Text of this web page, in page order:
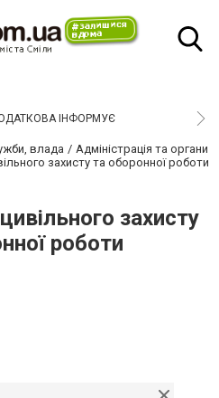
ІНФОРМУЄ
влада
Адміністрація та органи
захисту та оборонної роботи
захисту
роботи